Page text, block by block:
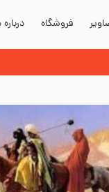
فروشگاه درباره